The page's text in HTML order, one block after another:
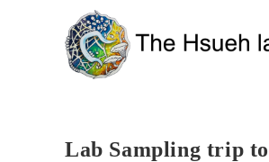
Lab Sampling trip